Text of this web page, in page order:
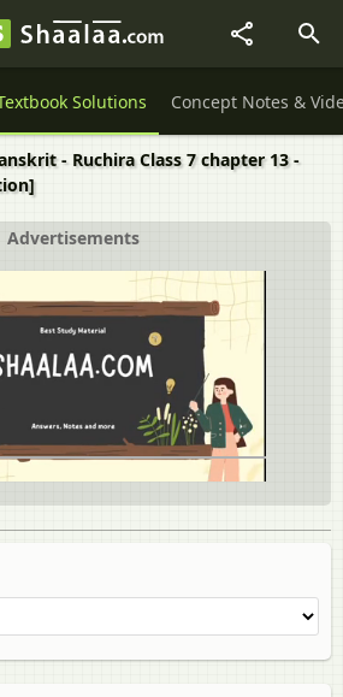
Solutions Concept Notes &
- Ruchira Class 7 chapter 13 -
Advertisements